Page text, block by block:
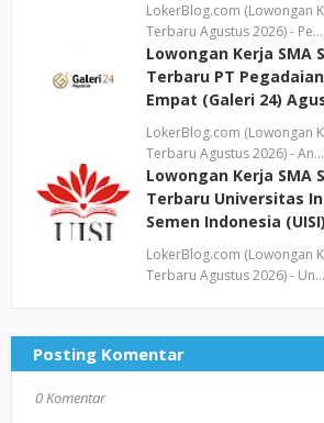
LokerBlog.com (Lowongan
Terbaru Agustus 2026) - Pe…
Lowongan Kerja SMA
Terbaru PT
Empat (Galeri 24)
LokerBlog.com (Lowongan
Terbaru Agustus 2026) - An…
Lowongan Kerja SMA
Terbaru Universitas
Semen Indonesia
LokerBlog.com (Lowongan
Terbaru Agustus 2026) - Un…
Posting Komentar
0 Komentar